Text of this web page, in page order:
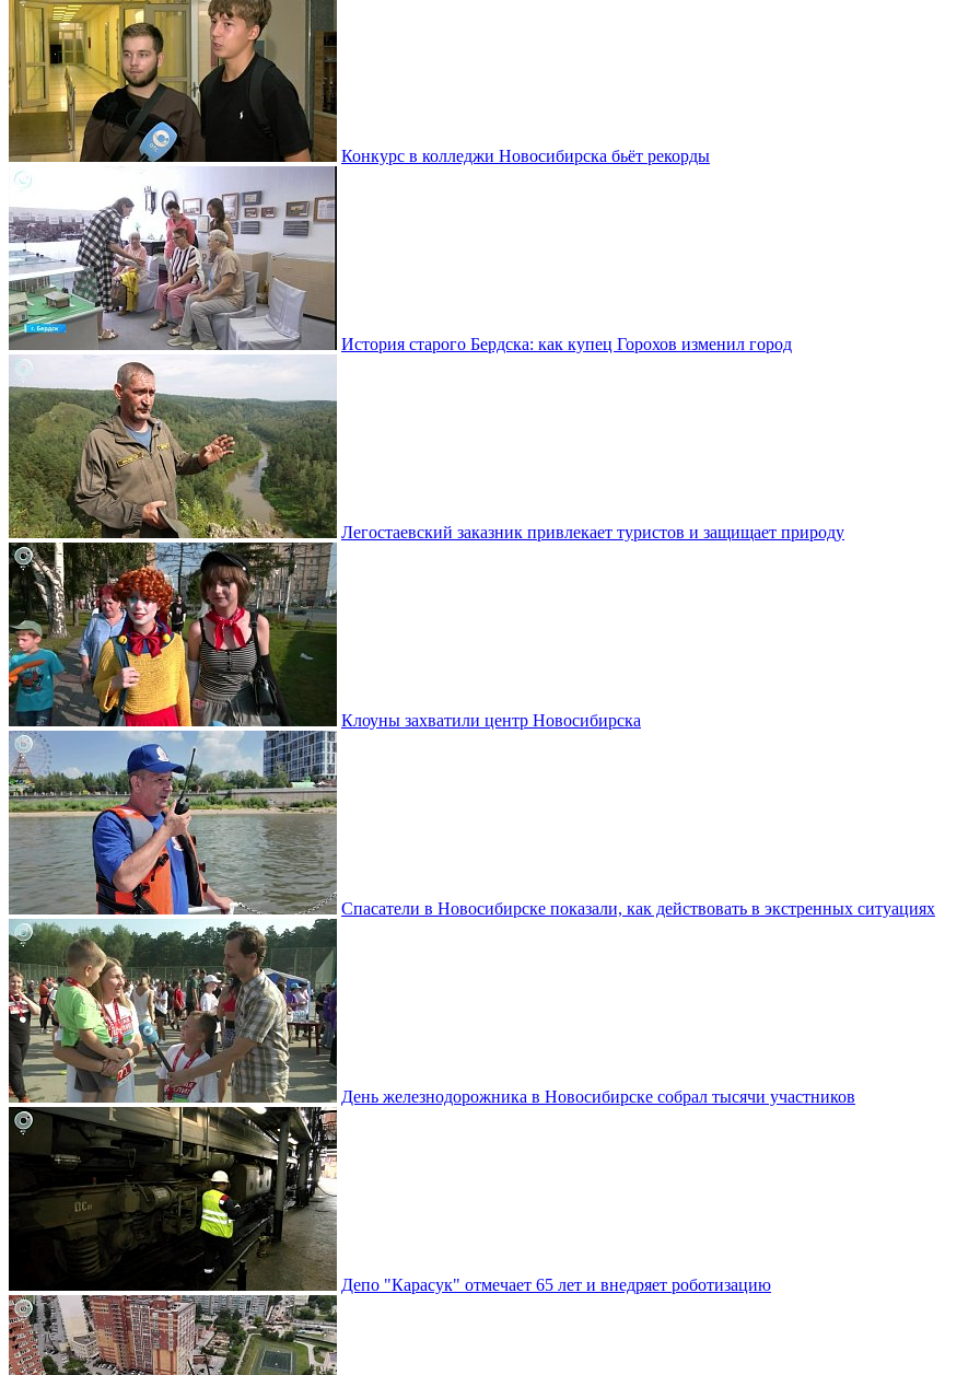
Конкурс в колледжи Новосибирска бьёт рекорды
История старого Бердска: как купец Горохов изменил город
Легостаевский заказник привлекает туристов и защищает природу
Клоуны захватили центр Новосибирска
Спасатели в Новосибирске показали, как действовать в экстренных ситуациях
День железнодорожника в Новосибирске собрал тысячи участников
Депо "Карасук" отмечает 65 лет и внедряет роботизацию